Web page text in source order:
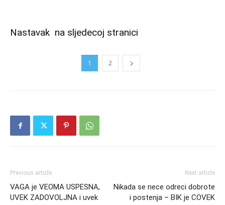
Nastavak na sljedecoj stranici
1 2
Previous article
VAGA je VEOMA USPESNA,
UVEK ZADOVOLJNA i uvek
Next article
Nikada se nece odreci dobrote
i postenja – BIK je COVEK